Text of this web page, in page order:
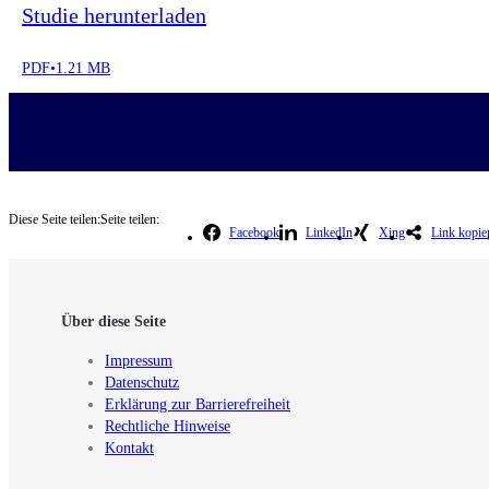
Studie herunterladen
PDF•1.21 MB
Diese Seite teilen:Seite teilen:
Facebook
LinkedIn Xing Link
Über diese Seite
Impressum
Datenschutz
Erklärung zur Barrierefreiheit
Rechtliche Hinweise
Kontakt